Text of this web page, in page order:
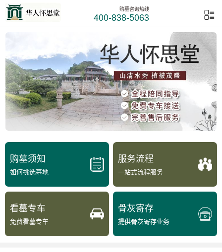
购墓咨询热线
400-838-5063
购墓须知
如何挑选墓地
服务流程
一站式流程服务
看墓专车
免费看墓专车
骨灰寄存
提供骨灰寄存业务